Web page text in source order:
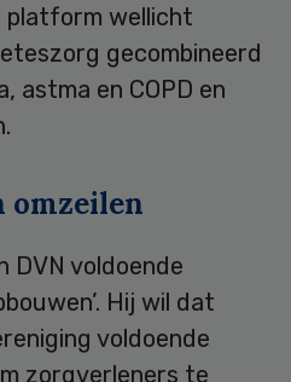
wellicht
gecombineerd
astma en COPD en
omzeilen
DVN voldoende
Hij wil dat
voldoende
zorgverleners te